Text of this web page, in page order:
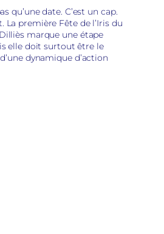
qu’une date. C’est un cap.
La première Fête de l’Iris du
marque une étape
elle doit surtout être le
dynamique d’action